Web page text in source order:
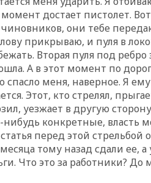
Европы в
метровой
вчера,
в Армении
вчера,
онлайн-
вчера,
Армению
достает пистолет. Вот
они тебе
прикрываю, и пуля в
Вторая пуля под ребро
А в этот момент по
спасло меня, наверное. Я
Этот, кто стрелял,
уезжает в другую
конкретные, власть
перед этой стрельбой
тому назад сдали ее,
Что это за работники? До